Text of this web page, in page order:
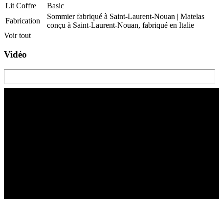
Lit Coffre
Basic
Fabrication
Sommier fabriqué à Saint-Laurent-Nouan | Matelas
conçu à Saint-Laurent-Nouan, fabriqué en Italie
Voir tout
Vidéo